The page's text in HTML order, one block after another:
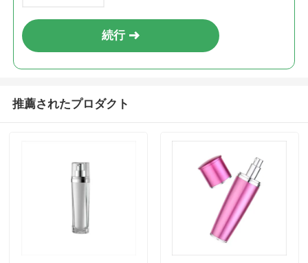
続行
推薦されたプロダクト